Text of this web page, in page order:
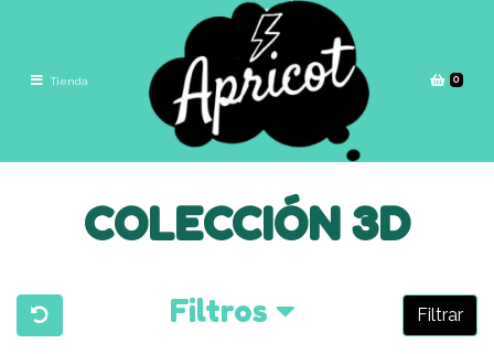
Tienda 0
COLECCIÓN 3D
Filtros Filtrar